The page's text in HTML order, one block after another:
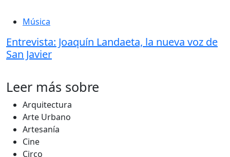
Música
Entrevista: Joaquín Landaeta, la nueva voz de
San Javier
Leer más sobre
Arquitectura
Arte Urbano
Artesanía
Cine
Circo